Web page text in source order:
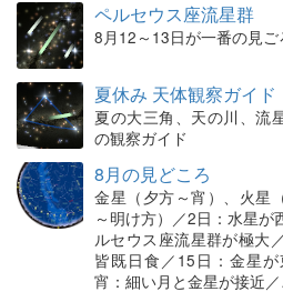
ペルセウス座流星群
8月12～13日が一番の見ご
夏休み 天体観察ガイド
夏の大三角、天の川、流
の観察ガイド
8月の見どころ
金星（夕方～宵）、火星
～明け方）／2日：水星
ルセウス座流星群が極大
皆既日食／15日：金星
宵：細い月と金星が接近